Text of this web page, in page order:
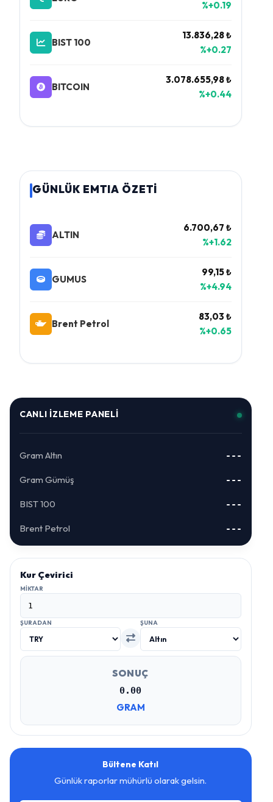
%+0.19
BIST 100
13.836,28 ₺
%+0.27
BITCOIN
3.078.655,98 ₺
%+0.44
GÜNLÜK EMTIA ÖZETİ
ALTIN
6.700,67 ₺
%+1.62
GUMUS
99,15 ₺
%+4.94
Brent Petrol
83,03 ₺
%+0.65
CANLI İZLEME PANELI
Gram Altın ---
Gram Gümüş ---
BIST 100 ---
Brent Petrol ---
Kur Çevirici
MIKTAR
ŞURADAN ŞUNA
SONUÇ
0.00
GRAM
Bültene Katıl
Günlük raporlar mühürlü olarak gelsin.